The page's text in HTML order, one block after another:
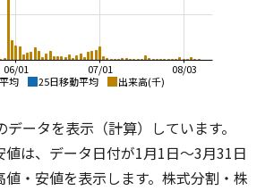
均 25日移動平均 出来高(千)
08/03
07/01
06/01
6,000
8,000
10,000
6,000
8,000
10,000
ータを表示（計算）しています。
は、データ日付が1月1日～3月31日
値・安値を表示します。株式分割・株